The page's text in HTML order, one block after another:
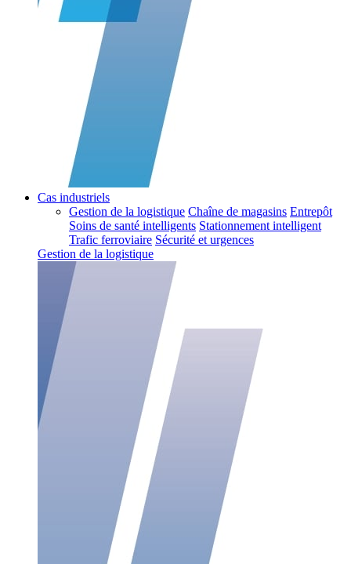
Cas industriels
Gestion de la logistique Chaîne de magasins Entrepôt
Soins de santé intelligents Stationnement intelligent
Trafic ferroviaire Sécurité et urgences
Gestion de la logistique